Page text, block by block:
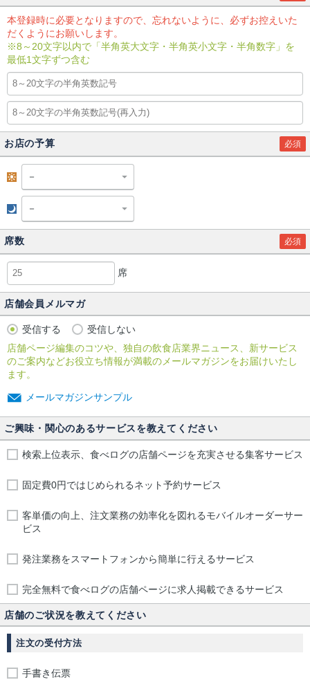
本登録時に必要となりますので、忘れないように、必ずお控えいた
だくようにお願いします。
※8～20文字以内で「半角英大文字・半角英小文字・半角数字」を
最低1文字ずつ含む
お店の予算 必須
席数 必須
席
店舗会員メルマガ
受信する
受信しない
店舗ページ編集のコツや、独自の飲食店業界ニュース、新サービス
のご案内などお役立ち情報が満載のメールマガジンをお届けいたし
ます。
メールマガジンサンプル
ご興味・関心のあるサービスを教えてください
検索上位表示、食べログの店舗ページを充実させる集客サービス
固定費0円ではじめられるネット予約サービス
客単価の向上、注文業務の効率化を図れるモバイルオーダーサー
ビス
発注業務をスマートフォンから簡単に行えるサービス
完全無料で食べログの店舗ページに求人掲載できるサービス
店舗のご状況を教えてください
注文の受付方法
手書き伝票